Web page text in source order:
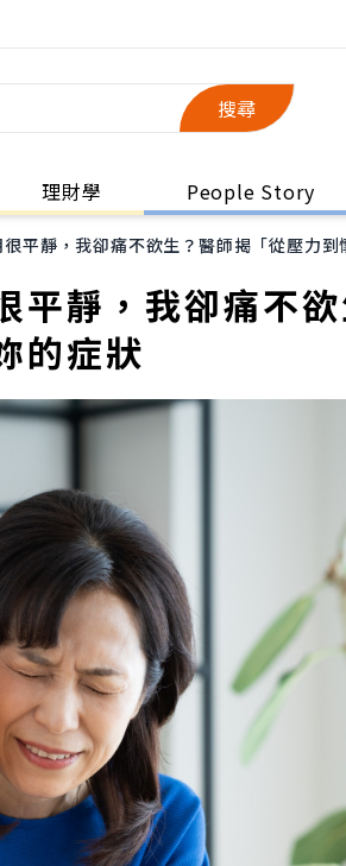
搜尋
理財學 People Story
平靜，我卻痛不欲生？醫師揭「從壓力
平靜，我卻痛不
的症狀